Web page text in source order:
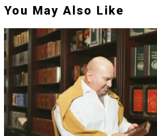
You May Also Like